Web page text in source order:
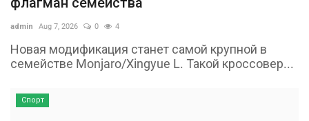
admin Aug 7, 2026 0 4
Новая модификация станет самой крупной в
семействе Monjaro/Xingyue L. Такой кроссовер...
Спорт